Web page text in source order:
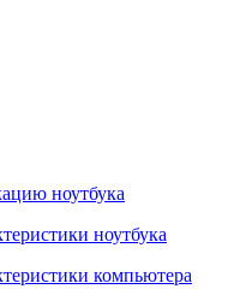
ноутбука
ноутбука
компьютера